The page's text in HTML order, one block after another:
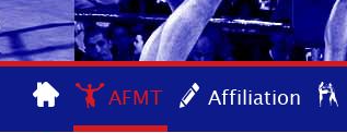
AFMT Affiliation